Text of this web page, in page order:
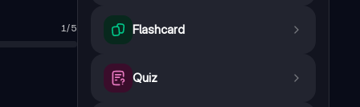
1/5 Flashcard
Quiz